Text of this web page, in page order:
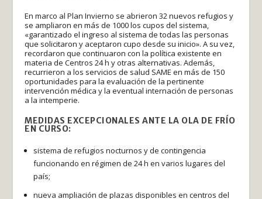
En marco al Plan Invierno se abrieron 32 nuevos refugios y
se ampliaron en más de 1000 los cupos del sistema,
«garantizado el ingreso al sistema de todas las personas
que solicitaron y aceptaron cupo desde su inicio». A su vez,
recordaron que continuaron con la política existente en
materia de Centros 24 h y otras alternativas. Además,
recurrieron a los servicios de salud SAME en más de 150
oportunidades para la evaluación de la pertinente
intervención médica y la eventual internación de personas
a la intemperie.
MEDIDAS EXCEPCIONALES ANTE LA OLA DE FRÍO
EN CURSO:
sistema de refugios nocturnos y de contingencia
funcionando en régimen de 24 h en varios lugares del
país;
nueva ampliación de plazas disponibles en centros del